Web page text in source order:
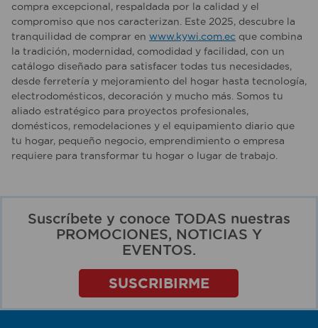
compra excepcional, respaldada por la calidad y el
compromiso que nos caracterizan. Este 2025, descubre la
tranquilidad de comprar en www.kywi.com.ec que combina
la tradición, modernidad, comodidad y facilidad, con un
catálogo diseñado para satisfacer todas tus necesidades,
desde ferretería y mejoramiento del hogar hasta tecnología,
electrodomésticos, decoración y mucho más. Somos tu
aliado estratégico para proyectos profesionales,
domésticos, remodelaciones y el equipamiento diario que
tu hogar, pequeño negocio, emprendimiento o empresa
requiere para transformar tu hogar o lugar de trabajo.
Suscríbete y conoce TODAS nuestras
PROMOCIONES, NOTICIAS Y
EVENTOS.
SUSCRIBIRME